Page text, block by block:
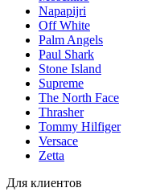
Napapijri
Off White
Palm Angels
Paul Shark
Stone Island
Supreme
The North Face
Thrasher
Tommy Hilfiger
Versace
Zetta
Для клиентов